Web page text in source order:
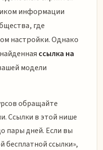
информации
где
настройки. Однако
ссылка на
модели
обращайте
Ссылки в этой нише
пары дней. Если вы
бесплатной ссылки»,